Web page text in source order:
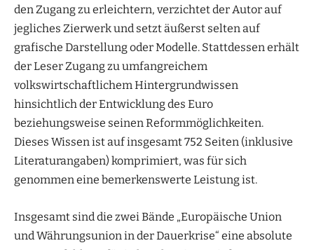
den Zugang zu erleichtern, verzichtet der Autor auf
jegliches Zierwerk und setzt äußerst selten auf
grafische Darstellung oder Modelle. Stattdessen erhält
der Leser Zugang zu umfangreichem
volkswirtschaftlichem Hintergrundwissen
hinsichtlich der Entwicklung des Euro
beziehungsweise seinen Reformmöglichkeiten.
Dieses Wissen ist auf insgesamt 752 Seiten (inklusive
Literaturangaben) komprimiert, was für sich
genommen eine bemerkenswerte Leistung ist.
Insgesamt sind die zwei Bände „Europäische Union
und Währungsunion in der Dauerkrise“ eine absolute